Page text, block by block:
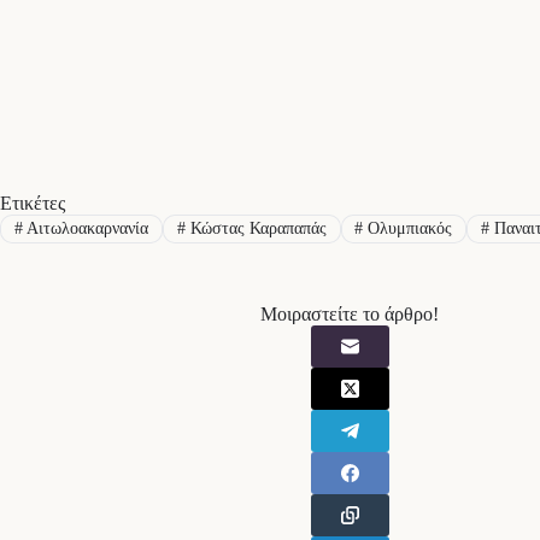
Ετικέτες
#Αιτωλοακαρνανία #Κώστας Καραπαπάς # Ολυμπιακός #
Μοιραστείτε το άρθρο!